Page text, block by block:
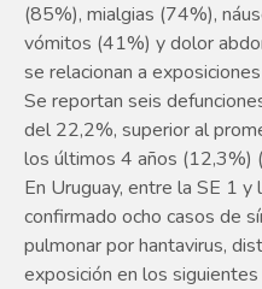
(85%), mialgias (74%),
vómitos (41%) y dolor
se relacionan a
Se reportan seis
del 22,2%, superior al
los últimos 4 años (12,3%)
En Uruguay, entre la SE 1
confirmado ocho casos de
pulmonar por hantavirus,
exposición en los siguientes